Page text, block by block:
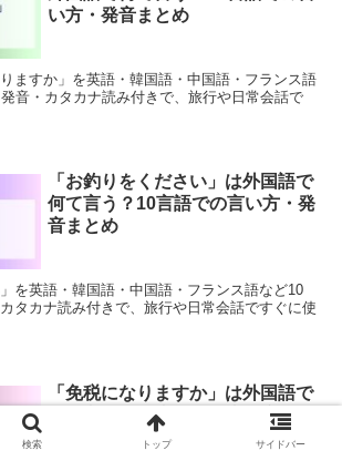
い方・発音まとめ
りますか」を英語・韓国語・中国語・フランス語
音・カタカナ読み付きで、旅行や日常会話で
「お釣りをください」は外国語で
何て言う？10言語での言い方・発
音まとめ
を英語・韓国語・中国語・フランス語など10
タカナ読み付きで、旅行や日常会話ですぐに使
「免税になりますか」は外国語で
何て言う？10言語での言い方・発
検索 トップ サイドバー